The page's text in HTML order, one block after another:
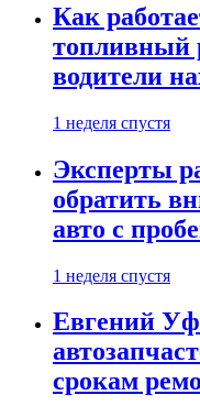
Как
топливный
водители
1 неделя спустя
Эксперты
обратить
авто с
1 неделя спустя
Евгений
срокам